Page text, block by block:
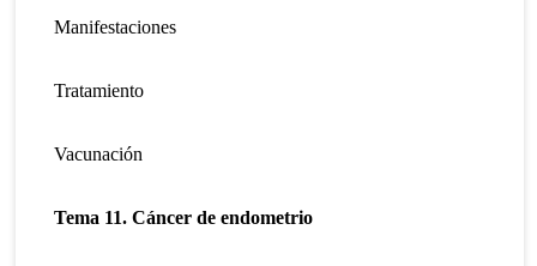
Manifestaciones
Tratamiento
Vacunación
Tema 11. Cáncer de endometrio